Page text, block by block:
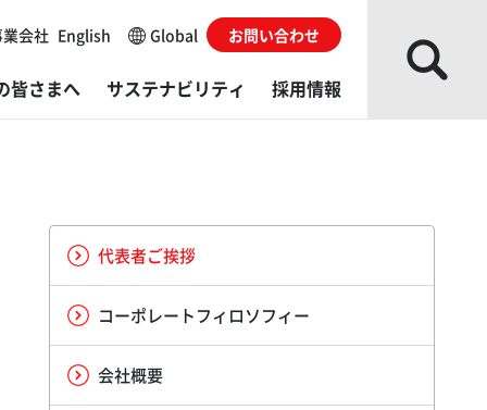
会社 English Global お問い合わせ
ーバルネットワーク
からの評価
ブラリー
から探す
から探す
・製造／販売・サービス拠点
ダ・グローバルイノベーションセンター（AGIC）
ダ・テクニカルエデュケーションセンター（ATEC）
皆さまへ
レンダー
あるご質問
スクロージャーポリシー
用にあたっての注意事項
サステナビリティ
レポート
チステークホルダー方針​
採用情報
に関するお問い合わせ
代表者ご挨拶
コーポレートフィロソフィー
会社概要